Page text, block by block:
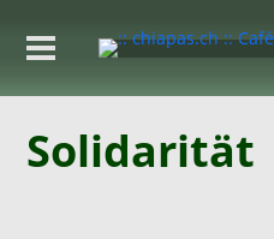
Solidarität